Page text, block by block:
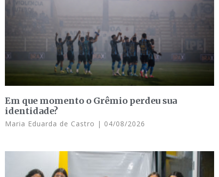
Em que momento o Grêmio perdeu sua
identidade?
Maria Eduarda de Castro 04/08/2026